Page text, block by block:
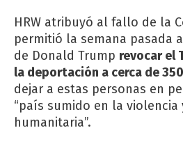
HRW atribuyó al fallo de la
permitió la semana pasada
de Donald Trump revocar el
la deportación a cerca de
dejar a estas personas en
“país sumido en la violencia
humanitaria”.